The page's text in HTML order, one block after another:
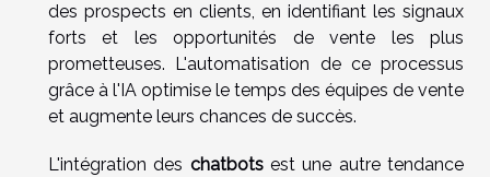
des prospects en clients, en identifiant les signaux
forts et les opportunités de vente les plus
prometteuses. L'automatisation de ce processus
grâce à l'IA optimise le temps des équipes de vente
et augmente leurs chances de succès.
L'intégration des chatbotsest une autre tendance